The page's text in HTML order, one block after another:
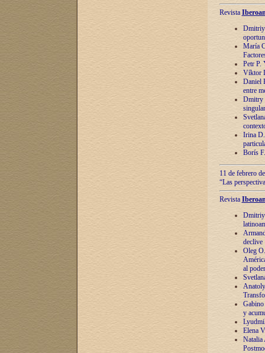
Revista
Dmitriy
María
Petr P.
Víktor
Daniel
entre
Dmitry
Irina
Borís
11 de febrero
“Las
Revista
Dmitriy
declive
Oleg
al poder
y
Elena
Natalia